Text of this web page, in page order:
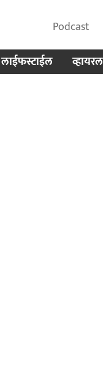
Podcast
लाईफस्टाईल